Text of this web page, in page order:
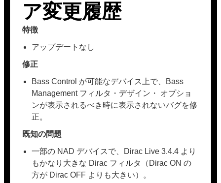
ア変更履歴
特徴
アップデートなし
修正
Bass Control が可能なデバイス上で、Bass
Management フィルタ・デザイン・ オプショ
ンが表示されるべき時に表示されないバグを修
正。
既知の問題
一部の NAD デバイスで、Dirac Live 3.4.4 より
もかなり大きな Dirac フィルタ（Dirac ON の
方が Dirac OFF よりも大きい）。